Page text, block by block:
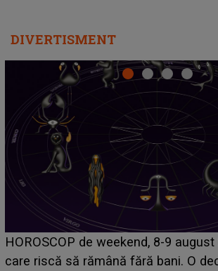
DIVERTISMENT
Emanuel a ținut ACEST DETALIU
acum! În fața Alexandrei, concurentul